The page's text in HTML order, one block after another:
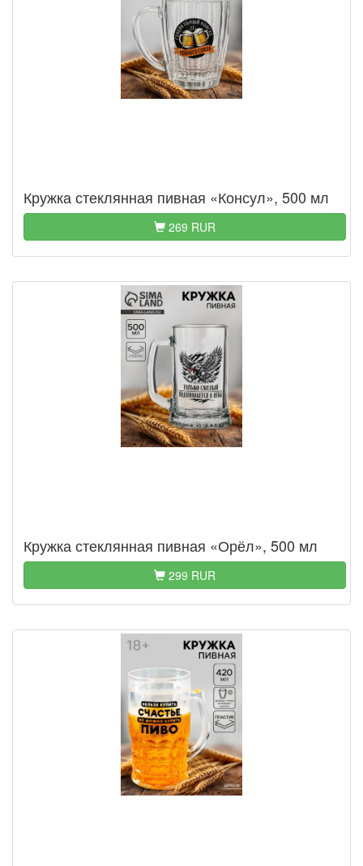
Кружка стеклянная пивная «Консул», 500 мл
269 RUR
Кружка стеклянная пивная «Орёл», 500 мл
299 RUR